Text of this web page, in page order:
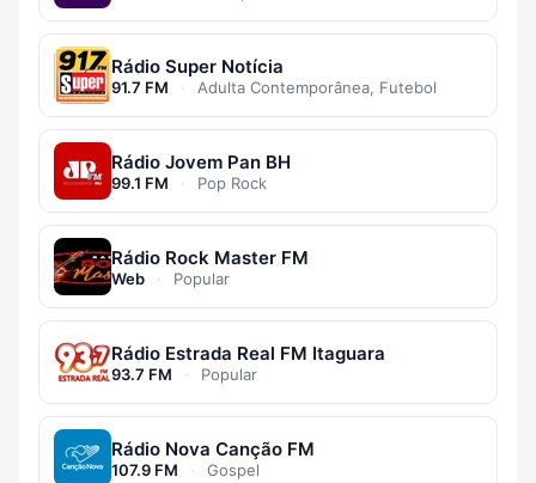
Rádio Super Notícia
91.7 FM · Adulta Contemporânea, Futebol
Rádio Jovem Pan BH
99.1 FM · Pop Rock
Rádio Rock Master FM
Web · Popular
Rádio Estrada Real FM Itaguara
93.7 FM · Popular
Rádio Nova Canção FM
107.9 FM · Gospel